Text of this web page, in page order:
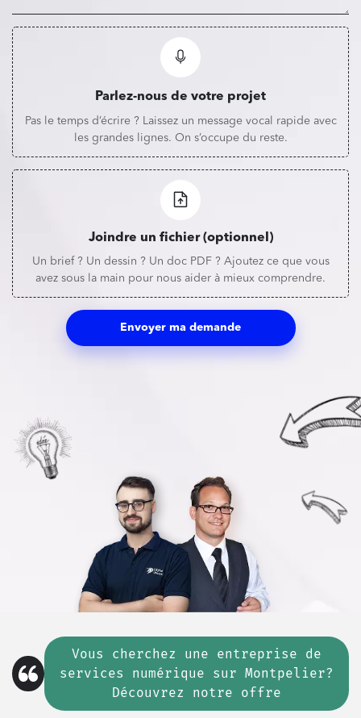
Parlez-nous de votre projet
Pas le temps d’écrire ? Laissez un message vocal rapide avec
les grandes lignes. On s’occupe du reste.
Joindre un fichier (optionnel)
Un brief ? Un dessin ? Un doc PDF ? Ajoutez ce que vous
avez sous la main pour nous aider à mieux comprendre.
Envoyer ma demande
Vous cherchez une entreprise de
services numérique sur Montpelier?
Découvrez notre offre